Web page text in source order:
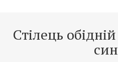
Стілець